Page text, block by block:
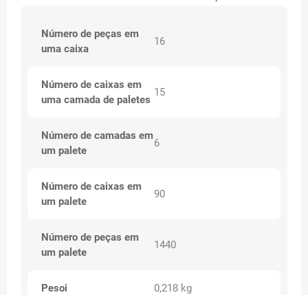
Número de peças em
uma caixa
16
Número de caixas em
uma camada de paletes
15
Número de camadas em
um palete
6
Número de caixas em
um palete
90
Número de peças em
um palete
1440
Pesoi 0,218 kg